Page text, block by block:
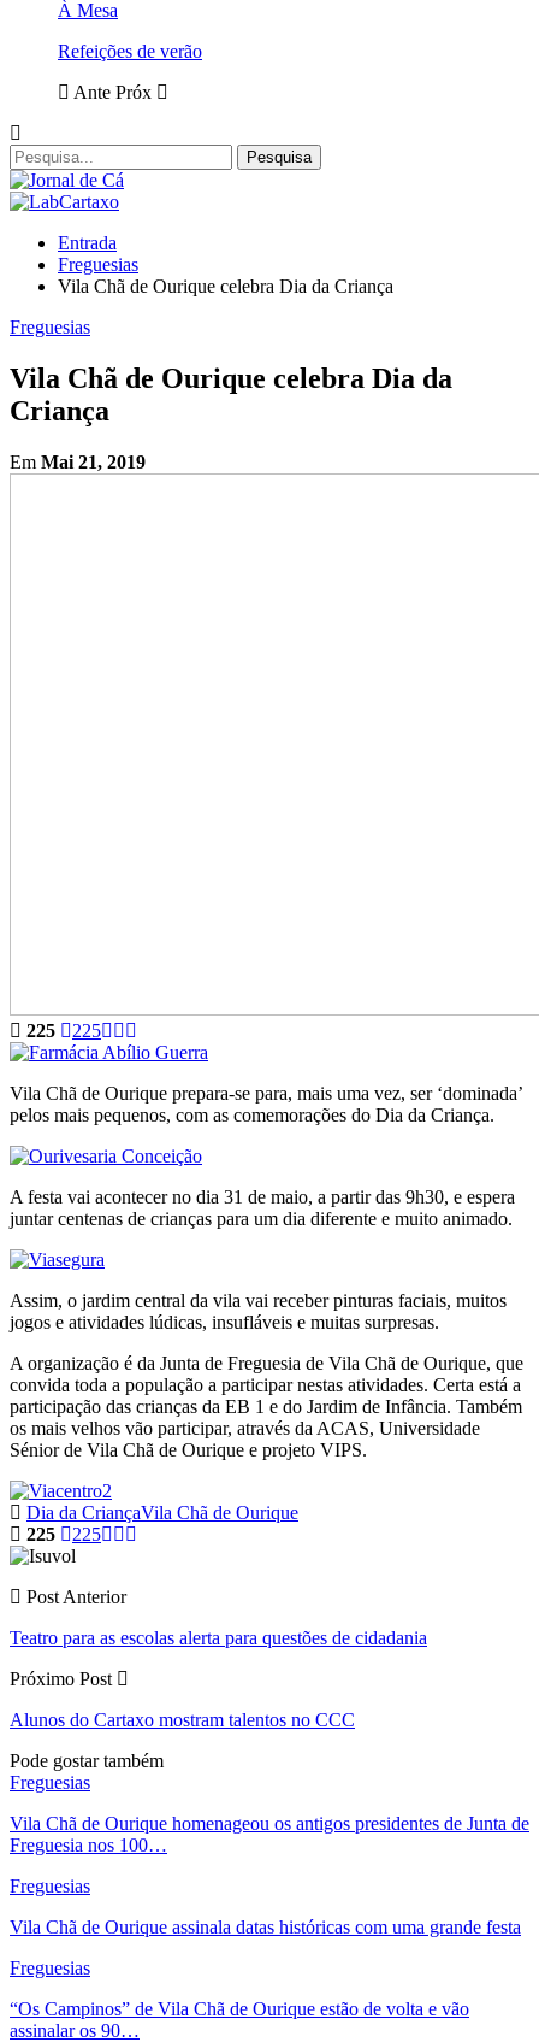
À Mesa
Refeições de verão
Ante Próx
Entrada
Freguesias
Vila Chã de Ourique celebra Dia da Criança
Freguesias
Vila Chã de Ourique celebra Dia da
Criança
Em Mai 21, 2019
225 225
Vila Chã de Ourique prepara-se para, mais uma vez, ser ‘dominada’
pelos mais pequenos, com as comemorações do Dia da Criança.
A festa vai acontecer no dia 31 de maio, a partir das 9h30, e espera
juntar centenas de crianças para um dia diferente e muito animado.
Assim, o jardim central da vila vai receber pinturas faciais, muitos
jogos e atividades lúdicas, insufláveis e muitas surpresas.
A organização é da Junta de Freguesia de Vila Chã de Ourique, que
convida toda a população a participar nestas atividades. Certa está a
participação das crianças da EB 1 e do Jardim de Infância. Também
os mais velhos vão participar, através da ACAS, Universidade
Sénior de Vila Chã de Ourique e projeto VIPS.
Dia da CriançaVila Chã de Ourique
225
225
Post Anterior
Teatro para as escolas alerta para questões de cidadania
Próximo Post
Alunos do Cartaxo mostram talentos no CCC
Pode gostar também
Freguesias
Vila Chã de Ourique homenageou os antigos presidentes de Junta de
Freguesia nos 100…
Freguesias
Vila Chã de Ourique assinala datas históricas com uma grande festa
Freguesias
“Os Campinos” de Vila Chã de Ourique estão de volta e vão
assinalar os 90…